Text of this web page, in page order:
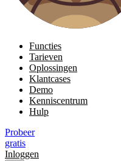
Functies
Tarieven
Oplossingen
Klantcases
Demo
Kenniscentrum
Hulp
Probeer
gratis
Inloggen